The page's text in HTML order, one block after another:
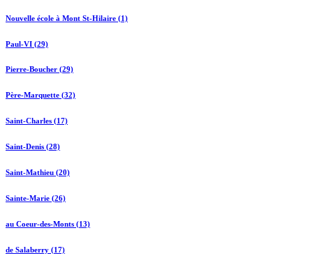
Nouvelle école à Mont St-Hilaire (1)
Paul-VI (29)
Pierre-Boucher (29)
Père-Marquette (32)
Saint-Charles (17)
Saint-Denis (28)
Saint-Mathieu (20)
Sainte-Marie (26)
au Coeur-des-Monts (13)
de Salaberry (17)